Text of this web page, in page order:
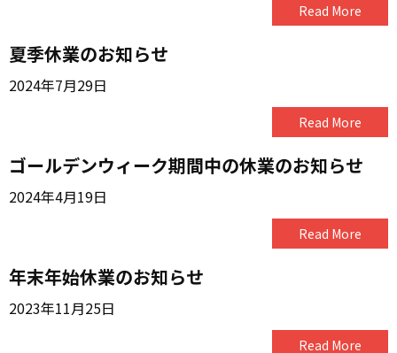
Read More
夏季休業のお知らせ
2024年7月29日
Read More
ゴールデンウィーク期間中の休業のお知らせ
2024年4月19日
Read More
年末年始休業のお知らせ
2023年11月25日
Read More